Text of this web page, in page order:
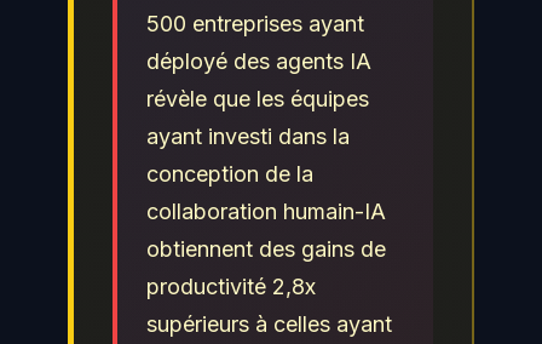
500 entreprises ayant
déployé des agents IA
révèle que les équipes
ayant investi dans la
conception de la
collaboration humain-IA
obtiennent des gains de
productivité 2,8x
supérieurs à celles ayant